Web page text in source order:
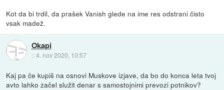
Kot da bi trdil, da prašek Vanish glede na ime res odstrani čisto
vsak madež.
Okapi
::4. nov 2020, 10:57
Kaj pa če kupiš na osnovi Muskove izjave, da bo do konca leta tvoj
avto lahko začel služit denar s samostojnimi prevozi potnikov?